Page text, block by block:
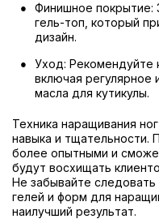
Финишное покрытие:
гель-топ, который
дизайн.
Уход: Рекомендуйте
включая регулярное
масла для кутикулы.
Техника наращивания
навыка и тщательности.
более опытными и
будут восхищать
Не забывайте
гелей и форм для
наилучший результат.